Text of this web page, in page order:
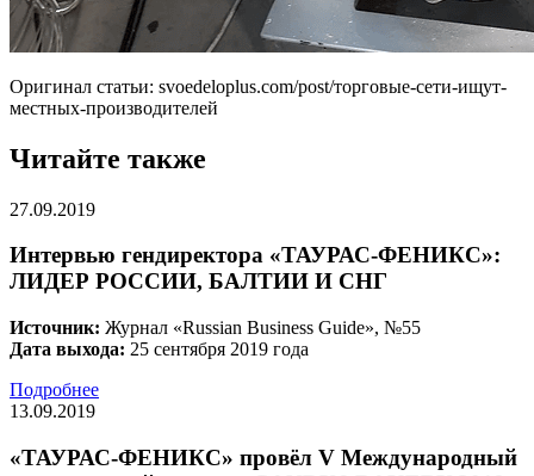
Оригинал статьи: svoedeloplus.com/post/торговые-сети-ищут-
местных-производителей
Читайте также
27.09.2019
Интервью гендиректора «ТАУРАС-ФЕНИКС»:
ЛИДЕР РОССИИ, БАЛТИИ И СНГ
Источник: Журнал «Russian Business Guide», №55
Дата выхода: 25 сентября 2019 года
Подробнее
13.09.2019
«ТАУРАС‐ФЕНИКС» провёл V Международный